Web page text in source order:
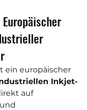
Europäischer
ein europäischer
Inkjet-
auf